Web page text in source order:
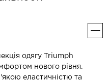
одягу Triumph
нового рівня.
еластичністю та